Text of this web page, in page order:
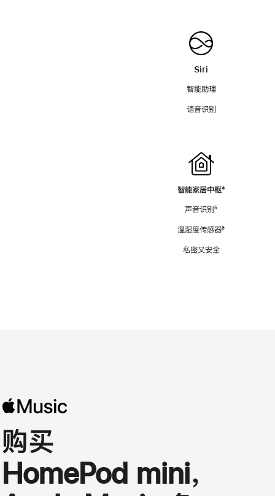
Siri
智能助理
语音识别
智能家居中枢脚
⁴
声音识别脚
⁵
温湿度传感器脚
⁶
私密又安全
购买
HomePod mini，